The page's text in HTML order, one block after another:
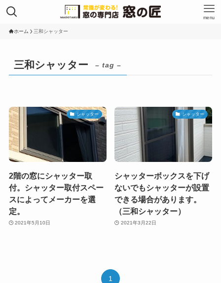
menu
ホーム 三和シャッター
三和シャッター – tag –
シャッター
2階の窓にシャッター取
付。シャッター取付スペー
スによってメーカーを選
定。
2021年5月10日
シャッター
シャッターボックスを下げ
ないでもシャッターが設置
できる場合があります。
（三和シャッター）
2021年3月22日
1